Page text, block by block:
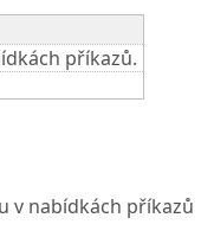
příkazů.
v nabídkách příkazů